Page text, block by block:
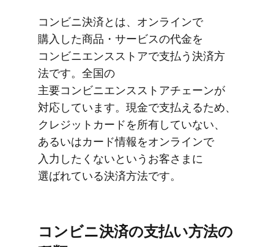
コンビニ決済とは、​オンラインで​
購入した​商品・サービスの​代金を​
コンビニエンスストアで​支払う​決済方​
法です。​全国の​
主要コンビニエンスストアチェーンが​
対応しています。​現金で​支払える​ため、​
クレジットカードを​所有していない、
あるいは​カード情報を​オンラインで​
入力したくないと​いう​お客さまに​
選ばれている​決済方​法です。
コンビニ決済の​支払い方​法の​